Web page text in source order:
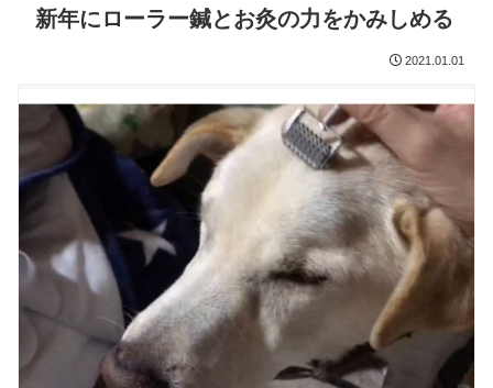
新年にローラー鍼とお灸の力をかみしめる
2021.01.01